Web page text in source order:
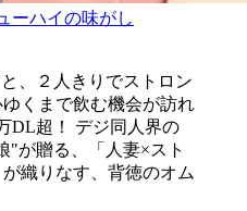
ーハイの味がし
、２人きりでストロン
くまで飲む機会が訪れ
DL超！ デジ同人界の
"が贈る、「人妻×スト
織りなす、背徳のオム